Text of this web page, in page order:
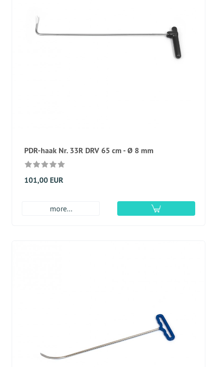
PDR-haak Nr. 33R DRV 65 cm - Ø 8 mm
101,00 EUR
more...